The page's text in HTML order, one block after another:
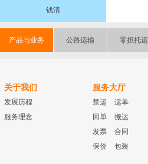
钱清
产品与业务 公路运输 零担托运
关于我们
发展历程
服务理念
服务大厅
禁运
运单
回单
搬运
发票
合同
保价
包装